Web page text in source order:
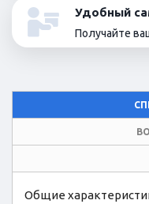
Удобный
Получайте
Общие